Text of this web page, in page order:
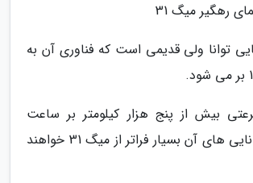
رهگیر میگ 31
توانا ولی قدیمی است که فناوری آن به
میگ 41 سرعتی بیش از پنج هزار کیلومتر بر ساعت
داشته باشد، توانایی های آن بسیار فراتر از میگ 31 خواهند